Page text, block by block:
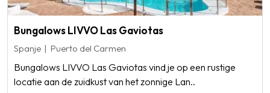
Bungalows LIVVO Las Gaviotas
Spanje Puerto del Carmen
Bungalows LIVVO Las Gaviotas vind je op een rustige
locatie aan de zuidkust van het zonnige Lan..